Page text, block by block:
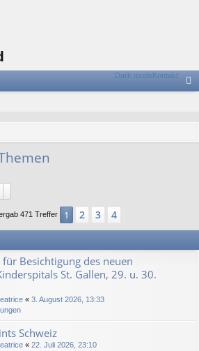
Dark modeKontakt
el
471 Treffer 1 2 3 4
für Besichtigung des neuen
St. Gallen, 29. u. 30.
« 3. August 2026, 13:33
Schweiz
« 22. Juli 2026, 23:10